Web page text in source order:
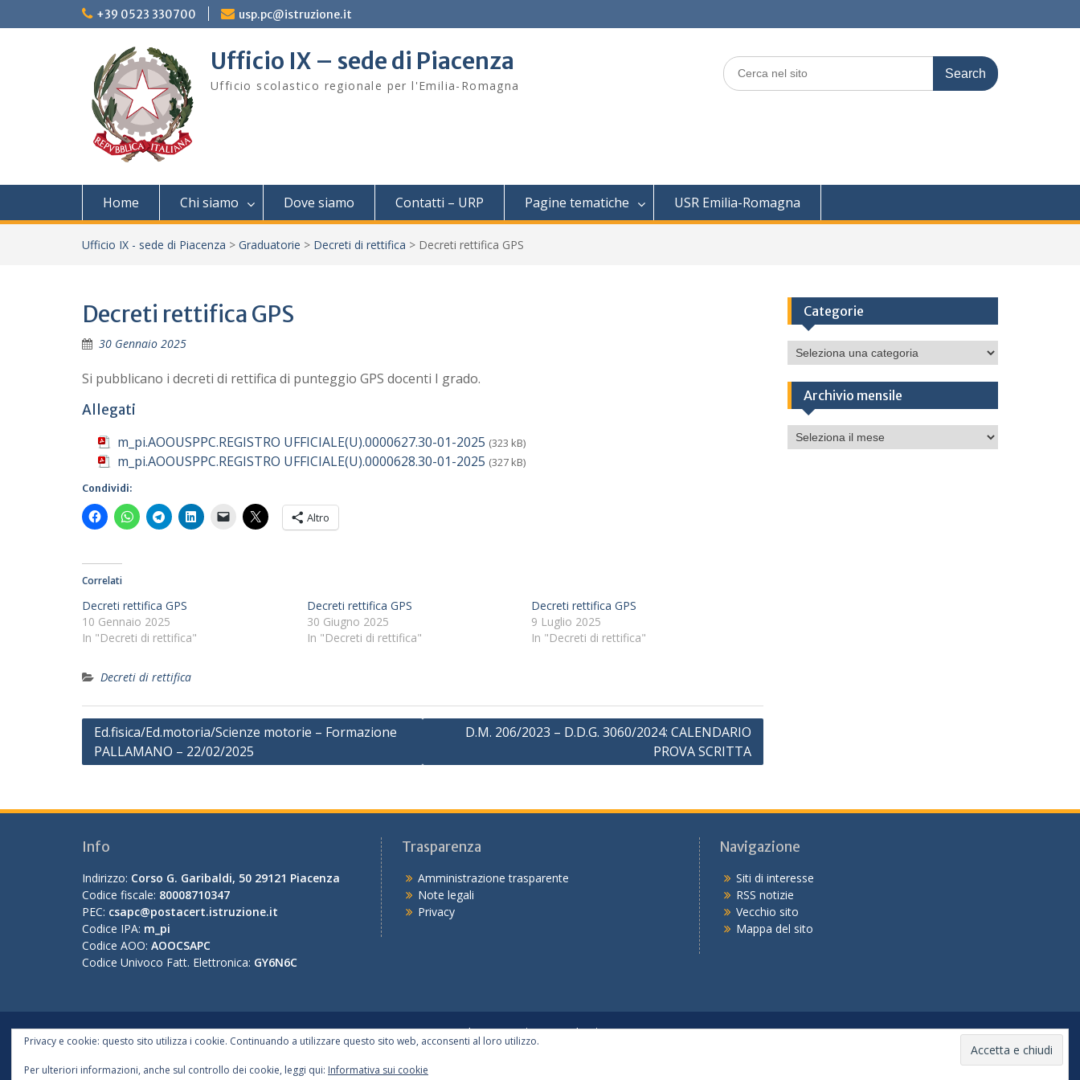
to
+39 0523 330700 usp.pc@istruzione.it
Ufficio IX – sede di Piacenza
Ufficio scolastico regionale per l'Emilia-Romagna
Search
for:
Home Chi siamo Dove siamo Contatti – URP Pagine tematiche USR Emilia-Romagna
Ufficio IX - sede di Piacenza > Graduatorie > Decreti di rettifica > Decreti rettifica GPS
Decreti rettifica GPS
30 Gennaio 2025
Si pubblicano i decreti di rettifica di punteggio GPS docenti I grado.
Allegati
m_pi.AOOUSPPC.REGISTRO UFFICIALE(U).0000627.30-01-2025 (323 kB)
m_pi.AOOUSPPC.REGISTRO UFFICIALE(U).0000628.30-01-2025 (327 kB)
Condividi:
Altro
Correlati
Decreti rettifica GPS
10 Gennaio 2025
In "Decreti di rettifica"
Decreti rettifica GPS
30 Giugno 2025
In "Decreti di rettifica"
Decreti rettifica GPS
9 Luglio 2025
In "Decreti di rettifica"
Decreti di rettifica
Navigazione
articoli
Ed.fisica/Ed.motoria/Scienze motorie – Formazione
PALLAMANO – 22/02/2025
D.M. 206/2023 – D.D.G. 3060/2024: CALENDARIO
PROVA SCRITTA
Categorie
Categorie
Archivio mensile
Archivio
mensile
Info
Indirizzo: Corso G. Garibaldi, 50 29121 Piacenza
Codice fiscale: 80008710347
PEC: csapc@postacert.istruzione.it
Codice IPA: m_pi
Codice AOO: AOOCSAPC
Codice Univoco Fatt. Elettronica: GY6N6C
Trasparenza
Amministrazione trasparente
Note legali
Privacy
Navigazione
Siti di interesse
RSS notizie
Vecchio sito
Mappa del sito
Tutte le notizie Le scuole
I servizi
Privacy e cookie: questo sito utilizza i cookie. Continuando a utilizzare questo sito web, acconsenti al loro utilizzo.
Per ulteriori informazioni, anche sul controllo dei cookie, leggi qui: Informativa sui cookie